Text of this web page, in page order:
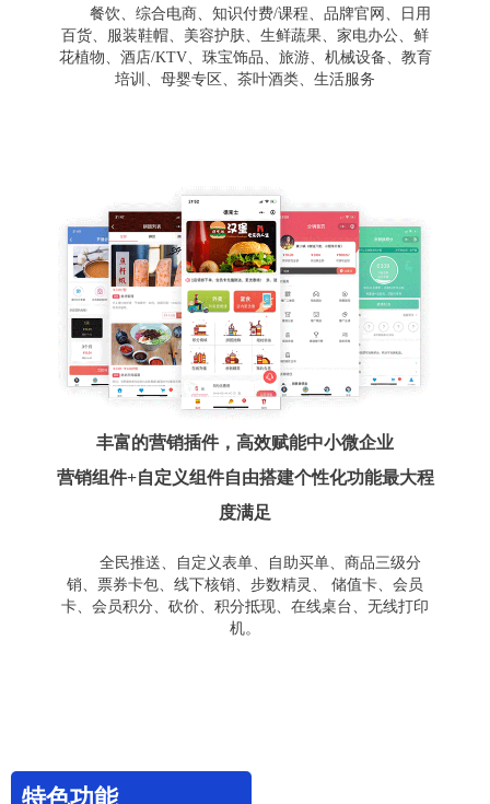
餐饮、综合电商、知识付费/课程、品牌官网、日用
百货、服装鞋帽、美容护肤、生鲜蔬果、家电办公、鲜
花植物、酒店/KTV、珠宝饰品、旅游、机械设备、教育
培训、母婴专区、茶叶酒类、生活服务
丰富的营销插件，高效赋能中小微企业
营销组件+自定义组件自由搭建个性化功能最大程
度满足
全民推送、自定义表单、自助买单、商品三级分
销、票券卡包、线下核销、步数精灵、 储值卡、会员
卡、会员积分、砍价、积分抵现、在线桌台、无线打印
机。
特色功能